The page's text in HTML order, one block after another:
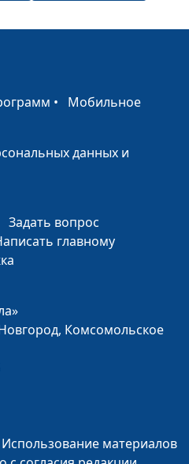
священнослужитель
Андрей Довгель,
Андрей Довгель,
священнослужитель
Андрей Довгель,
священнослужитель
священнослужитель
• Мобильное
данных и
Задать вопрос
главному
Комсомольское
материалов